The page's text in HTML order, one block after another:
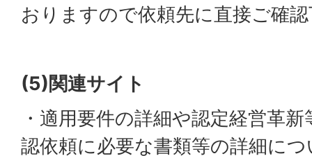
おりますので依頼先に直接ご確
(5)関連サイト
・適用要件の詳細や認定経営革
認依頼に必要な書類等の詳細に